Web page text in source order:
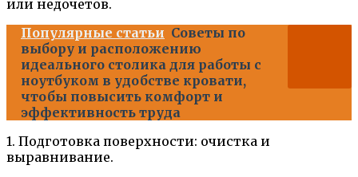
или недочетов.
Популярные статьи Советы по
выбору и расположению
идеального столика для работы с
ноутбуком в удобстве кровати,
чтобы повысить комфорт и
эффективность труда
1. Подготовка поверхности: очистка и
выравнивание.